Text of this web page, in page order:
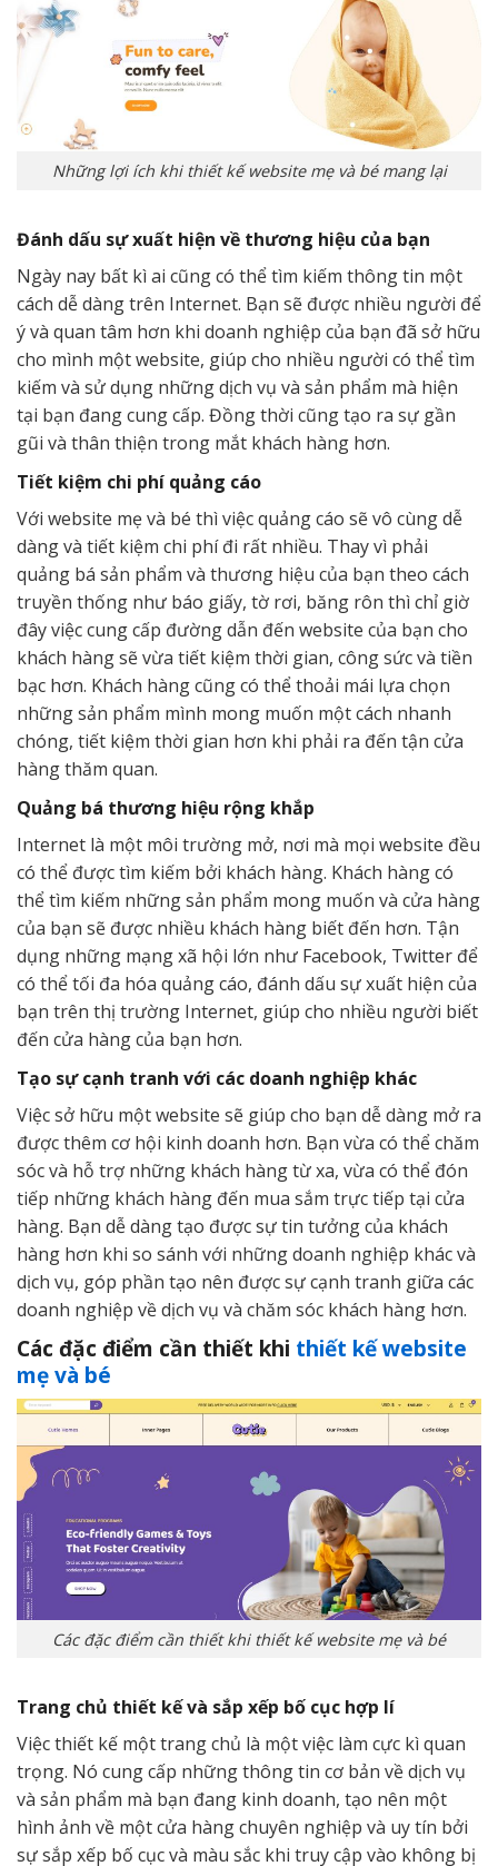
Những lợi ích khi thiết kế website mẹ và bé mang lại
Đánh dấu sự xuất hiện về thương hiệu của bạn
Ngày nay bất kì ai cũng có thể tìm kiếm thông tin một
cách dễ dàng trên Internet. Bạn sẽ được nhiều người để
ý và quan tâm hơn khi doanh nghiệp của bạn đã sở hữu
cho mình một website, giúp cho nhiều người có thể tìm
kiếm và sử dụng những dịch vụ và sản phẩm mà hiện
tại bạn đang cung cấp. Đồng thời cũng tạo ra sự gần
gũi và thân thiện trong mắt khách hàng hơn.
Tiết kiệm chi phí quảng cáo
Với website mẹ và bé thì việc quảng cáo sẽ vô cùng dễ
dàng và tiết kiệm chi phí đi rất nhiều. Thay vì phải
quảng bá sản phẩm và thương hiệu của bạn theo cách
truyền thống như báo giấy, tờ rơi, băng rôn thì chỉ giờ
đây việc cung cấp đường dẫn đến website của bạn cho
khách hàng sẽ vừa tiết kiệm thời gian, công sức và tiền
bạc hơn. Khách hàng cũng có thể thoải mái lựa chọn
những sản phẩm mình mong muốn một cách nhanh
chóng, tiết kiệm thời gian hơn khi phải ra đến tận cửa
hàng thăm quan.
Quảng bá thương hiệu rộng khắp
Internet là một môi trường mở, nơi mà mọi website đều
có thể được tìm kiếm bởi khách hàng. Khách hàng có
thể tìm kiếm những sản phẩm mong muốn và cửa hàng
của bạn sẽ được nhiều khách hàng biết đến hơn. Tận
dụng những mạng xã hội lớn như Facebook, Twitter để
có thể tối đa hóa quảng cáo, đánh dấu sự xuất hiện của
bạn trên thị trường Internet, giúp cho nhiều người biết
đến cửa hàng của bạn hơn.
Tạo sự cạnh tranh với các doanh nghiệp khác
Việc sở hữu một website sẽ giúp cho bạn dễ dàng mở ra
được thêm cơ hội kinh doanh hơn. Bạn vừa có thể chăm
sóc và hỗ trợ những khách hàng từ xa, vừa có thể đón
tiếp những khách hàng đến mua sắm trực tiếp tại cửa
hàng. Bạn dễ dàng tạo được sự tin tưởng của khách
hàng hơn khi so sánh với những doanh nghiệp khác và
dịch vụ, góp phần tạo nên được sự cạnh tranh giữa các
doanh nghiệp về dịch vụ và chăm sóc khách hàng hơn.
Các đặc điểm cần thiết khi thiết kế website
mẹ và bé
Các đặc điểm cần thiết khi thiết kế website mẹ và bé
Trang chủ thiết kế và sắp xếp bố cục hợp lí
Việc thiết kế một trang chủ là một việc làm cực kì quan
trọng. Nó cung cấp những thông tin cơ bản về dịch vụ
và sản phẩm mà bạn đang kinh doanh, tạo nên một
hình ảnh về một cửa hàng chuyên nghiệp và uy tín bởi
sự sắp xếp bố cục và màu sắc khi truy cập vào không bị